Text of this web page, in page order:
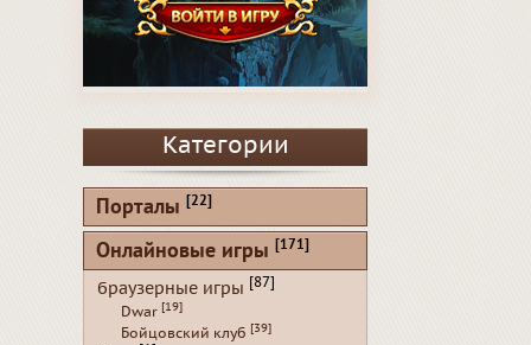
Категории
Порталы [22]
Онлайновые игры [171]
браузерные игры [87]
Dwar [19]
Бойцовский клуб [39]